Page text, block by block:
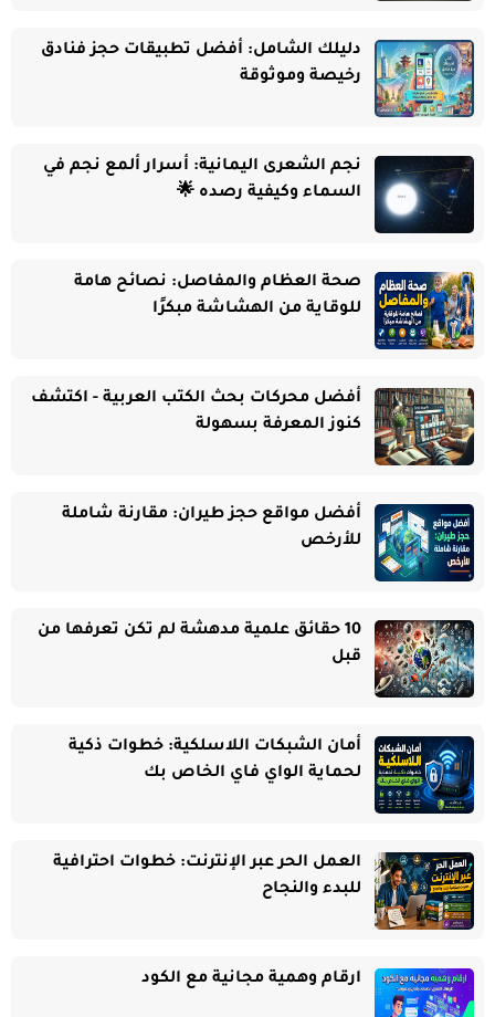
دليلك الشامل: أفضل تطبيقات حجز فنادق
رخيصة وموثوقة
نجم الشعرى اليمانية: أسرار ألمع نجم في
السماء وكيفية رصده 🌟
صحة العظام والمفاصل: نصائح هامة
للوقاية من الهشاشة مبكرًا
أفضل محركات بحث الكتب العربية - اكتشف
كنوز المعرفة بسهولة
أفضل مواقع حجز طيران: مقارنة شاملة
للأرخص
10 حقائق علمية مدهشة لم تكن تعرفها من
قبل
أمان الشبكات اللاسلكية: خطوات ذكية
لحماية الواي فاي الخاص بك
العمل الحر عبر الإنترنت: خطوات احترافية
للبدء والنجاح
ارقام وهمية مجانية مع الكود